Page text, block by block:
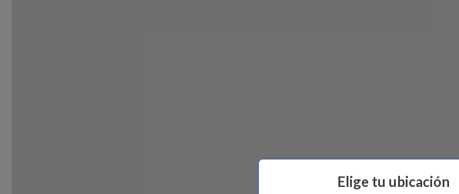
Elige tu ubicación